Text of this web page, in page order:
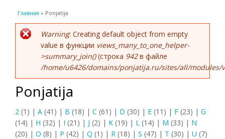
Вы здесь
Главная » Ponjatija
Сообщение об ошибке
Warning: Creating default object from empty
value в функции views_many_to_one_helper-
>summary_join()(строка 942в файле
/home/u6426/domains/ponjatija.ru/sites/all/modules/
Ponjatija
2 (1) | A (41) | B (18) | C (61) | D (30) | E (11) | F (23) | G
(14) | H (32) | I (21) | J (2) | K (19) | L (14) | M (33) | N
(20) | O (8) | P (42) | Q (1) | R (18) | S (47) | T (30) | U (7)